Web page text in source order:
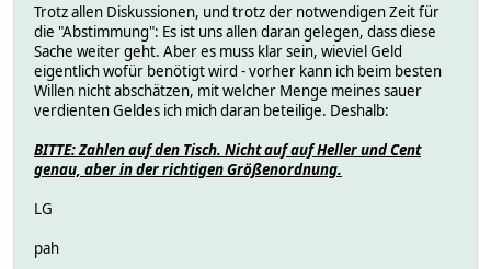
Trotz allen Diskussionen, und trotz der notwendigen Zeit für
die "Abstimmung": Es ist uns allen daran gelegen, dass diese
Sache weiter geht. Aber es muss klar sein, wieviel Geld
eigentlich wofür benötigt wird - vorher kann ich beim besten
Willen nicht abschätzen, mit welcher Menge meines sauer
verdienten Geldes ich mich daran beteilige. Deshalb:
BITTE: Zahlen auf den Tisch. Nicht auf auf Heller und Cent
genau, aber in der richtigen Größenordnung.
LG
pah